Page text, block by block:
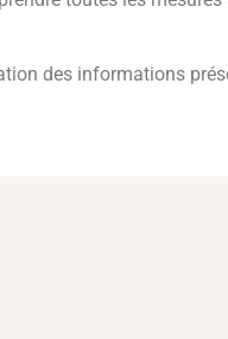
des informations